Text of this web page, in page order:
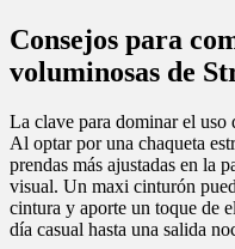
Consejos para
voluminosas de
La clave para dominar el uso
Al optar por una chaqueta
prendas más ajustadas en la
visual. Un maxi cinturón
cintura y aporte un toque de
día casual hasta una salida